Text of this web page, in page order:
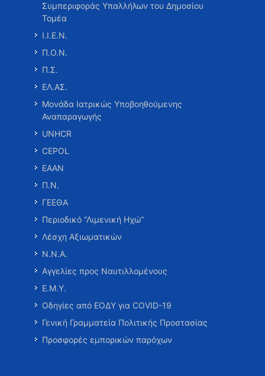
Συμπεριφοράς Υπαλλήλων του Δημοσίου
Τομέα
Ι.Ι.Ε.Ν.
Π.Ο.Ν.
Π.Σ.
ΕΛ.ΑΣ.
Μονάδα Ιατρικώς Υποβοηθούμενης
Αναπαραγωγής
UNHCR
CEPOL
ΕΑΑΝ
Π.Ν.
ΓΕΕΘΑ
Περιοδικό “Λιμενική Ηχώ”
Λέσχη Αξιωματικών
Ν.Ν.Α.
Αγγελίες προς Ναυτιλλομένους
Ε.Μ.Υ.
Οδηγίες από ΕΟΔΥ για COVID-19
Γενική Γραμματεία Πολιτικής Προστασίας
Προσφορές εμπορικών παρόχων